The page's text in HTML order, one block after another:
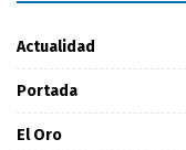
Actualidad
Portada
El Oro